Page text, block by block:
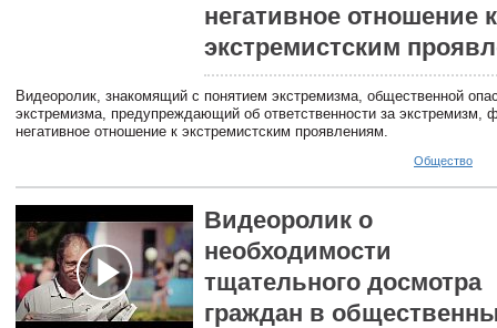
негативное отношение к
экстремистским
Видеоролик, знакомящий с понятием экстремизма, общественной
экстремизма, предупреждающий об ответственности за
негативное отношение к экстремистским проявлениям.
Общество
Видеоролик о
необходимости
тщательного досмотра
граждан в